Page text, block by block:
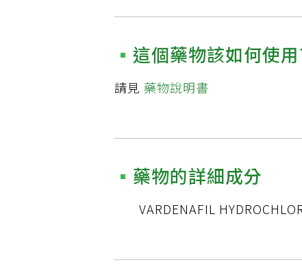
這個藥物該如何使用
請見 藥物說明書
藥物的詳細成分
VARDENAFIL